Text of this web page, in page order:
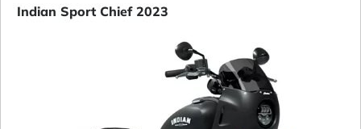
Indian Sport Chief 2023